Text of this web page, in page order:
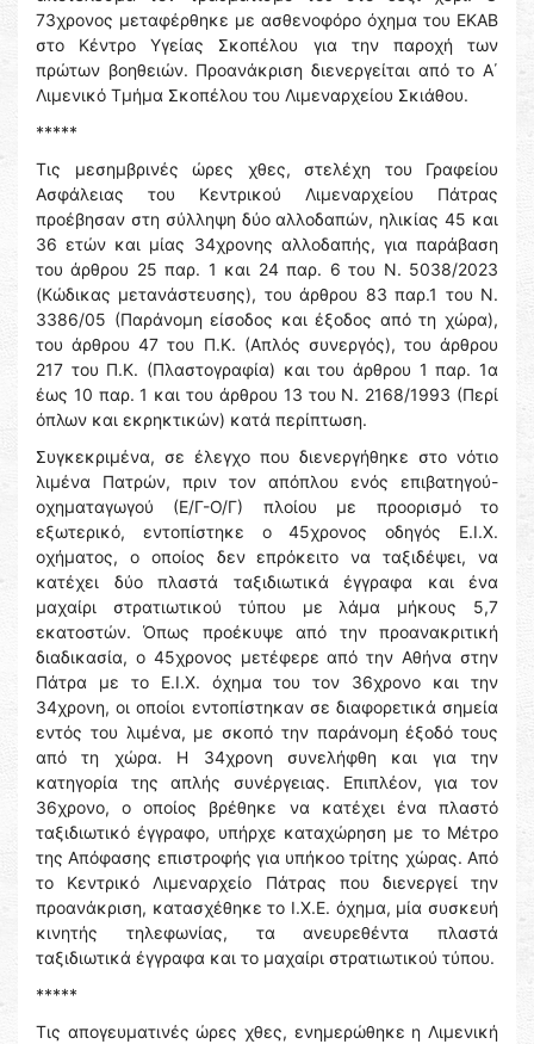
73χρονος μεταφέρθηκε με ασθενοφόρο όχημα του ΕΚΑΒ
στο Κέντρο Υγείας Σκοπέλου για την παροχή των
πρώτων βοηθειών. Προανάκριση διενεργείται από το Α΄
Λιμενικό Τμήμα Σκοπέλου του Λιμεναρχείου Σκιάθου.
*****
Τις μεσημβρινές ώρες χθες, στελέχη του Γραφείου
Ασφάλειας του Κεντρικού Λιμεναρχείου Πάτρας
προέβησαν στη σύλληψη δύο αλλοδαπών, ηλικίας 45 και
36 ετών και μίας 34χρονης αλλοδαπής, για παράβαση
του άρθρου 25 παρ. 1 και 24 παρ. 6 του Ν. 5038/2023
(Κώδικας μετανάστευσης), του άρθρου 83 παρ.1 του Ν.
3386/05 (Παράνομη είσοδος και έξοδος από τη χώρα),
του άρθρου 47 του Π.Κ. (Απλός συνεργός), του άρθρου
217 του Π.Κ. (Πλαστογραφία) και του άρθρου 1 παρ. 1α
έως 10 παρ. 1 και του άρθρου 13 του Ν. 2168/1993 (Περί
όπλων και εκρηκτικών) κατά περίπτωση.
Συγκεκριμένα, σε έλεγχο που διενεργήθηκε στο νότιο
λιμένα Πατρών, πριν τον απόπλου ενός επιβατηγού-
οχηματαγωγού (Ε/Γ-Ο/Γ) πλοίου με προορισμό το
εξωτερικό, εντοπίστηκε ο 45χρονος οδηγός Ε.Ι.Χ.
οχήματος, ο οποίος δεν επρόκειτο να ταξιδέψει, να
κατέχει δύο πλαστά ταξιδιωτικά έγγραφα και ένα
μαχαίρι στρατιωτικού τύπου με λάμα μήκους 5,7
εκατοστών. Όπως προέκυψε από την προανακριτική
διαδικασία, ο 45χρονος μετέφερε από την Αθήνα στην
Πάτρα με το Ε.Ι.Χ. όχημα του τον 36χρονο και την
34χρονη, οι οποίοι εντοπίστηκαν σε διαφορετικά σημεία
εντός του λιμένα, με σκοπό την παράνομη έξοδό τους
από τη χώρα. Η 34χρονη συνελήφθη και για την
κατηγορία της απλής συνέργειας. Επιπλέον, για τον
36χρονο, ο οποίος βρέθηκε να κατέχει ένα πλαστό
ταξιδιωτικό έγγραφο, υπήρχε καταχώρηση με το Μέτρο
της Απόφασης επιστροφής για υπήκοο τρίτης χώρας. Από
το Κεντρικό Λιμεναρχείο Πάτρας που διενεργεί την
προανάκριση, κατασχέθηκε το Ι.Χ.Ε. όχημα, μία συσκευή
κινητής τηλεφωνίας, τα ανευρεθέντα πλαστά
ταξιδιωτικά έγγραφα και το μαχαίρι στρατιωτικού τύπου.
*****
Τις απογευματινές ώρες χθες, ενημερώθηκε η Λιμενική